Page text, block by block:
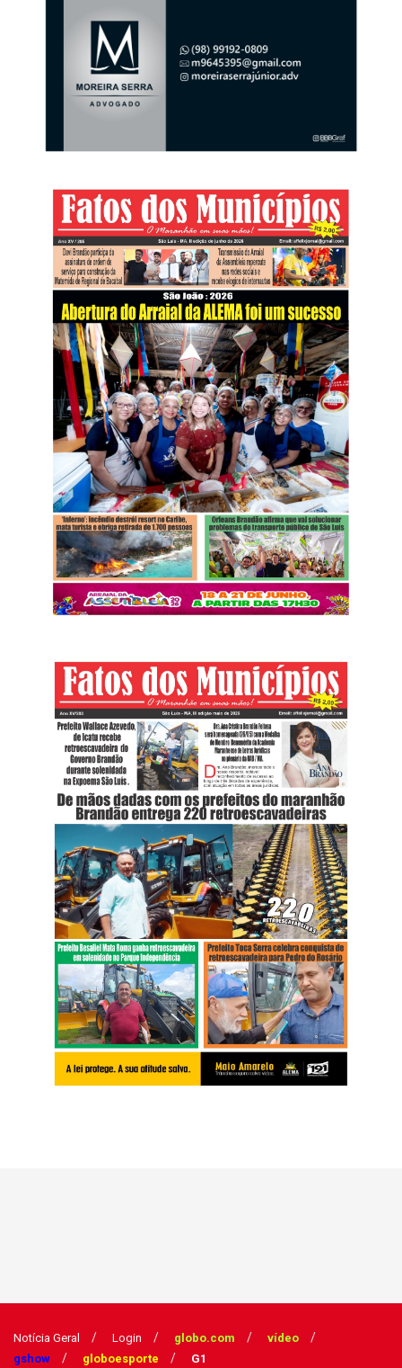
Notícia Geral Login globo.com
vídeo
gshow
globoesporte G1